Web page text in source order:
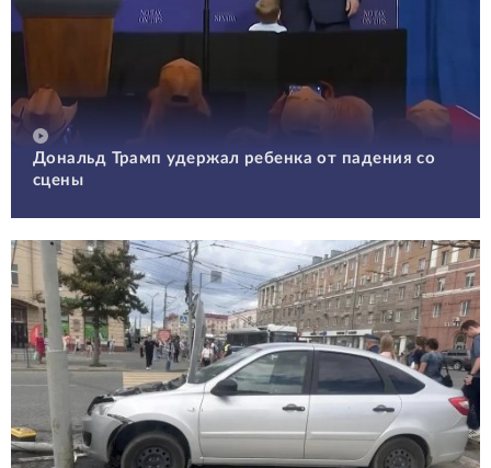
Дональд Трамп удержал ребенка от падения со
сцены